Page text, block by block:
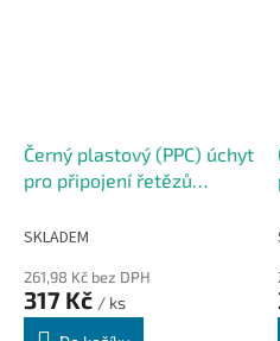
Černý plastový (PPC) úchyt
pro připojení řetězů
SKLADEM
261,98 Kč bez DPH
317 Kč / ks